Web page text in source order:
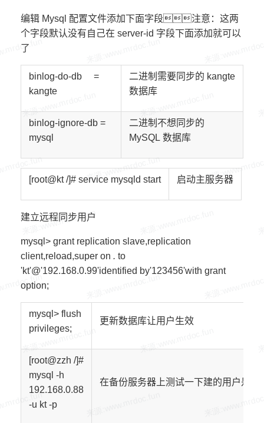
编辑 Mysql 配置文件添加下面字段注意：这两
个字段默认没有自己在 server-id 字段下面添加就可以
了
binlog-do-db
=
kangte
二进制需要同步的 kangte
数据库
binlog-ignore-db =
mysql
二进制不想同步的
MySQL 数据库
[root@kt /]# service mysqld start 启动主服务器
建立远程同步用户
mysql> grant replication slave,replication
client,reload,super on . to
'kt'@'192.168.0.99'identified by'123456'with grant
option;
mysql> flush
privileges;
更新数据库让用户生效
[root@zzh /]#
mysql -h
192.168.0.88
-u kt -p
在备份服务器上测试一下建的用户是否